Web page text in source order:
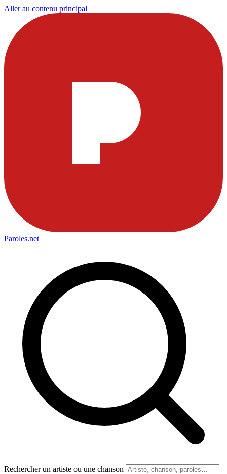
Aller au contenu principal
Paroles.net
Rechercher un artiste ou une chanson